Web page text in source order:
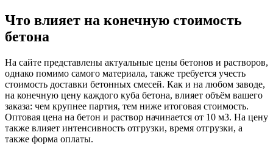
Что влияет на конечную стоимость
бетона
На сайте представлены актуальные цены бетонов и растворов,
однако помимо самого материала, также требуется учесть
стоимость доставки бетонных смесей. Как и на любом заводе,
на конечную цену каждого куба бетона, влияет объём вашего
заказа: чем крупнее партия, тем ниже итоговая стоимость.
Оптовая цена на бетон и раствор начинается от 10 м3. На цену
также влияет интенсивность отгрузки, время отгрузки, а
также форма оплаты.